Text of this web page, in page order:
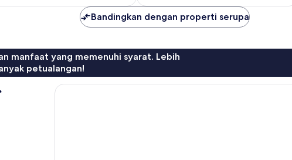
Bandingkan dengan properti serupa
manfaat yang memenuhi syarat. Lebih
petualangan!